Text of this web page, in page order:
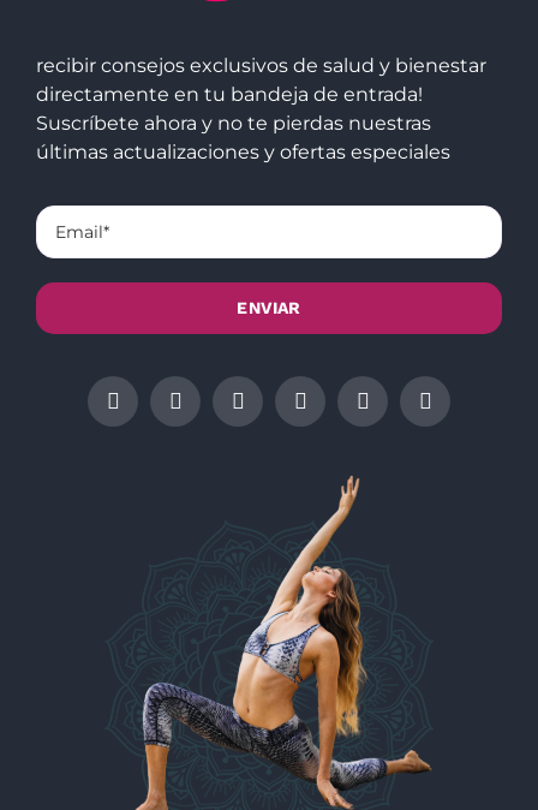
recibir consejos exclusivos de salud y bienestar
directamente en tu bandeja de entrada!
Suscríbete ahora y no te pierdas nuestras
últimas actualizaciones y ofertas especiales